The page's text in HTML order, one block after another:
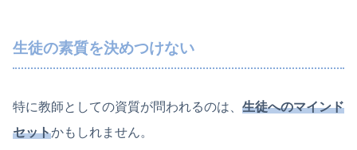
生徒の素質を決めつけない
特に教師としての資質が問われるのは、 生徒へのマインド
セットかもしれません。